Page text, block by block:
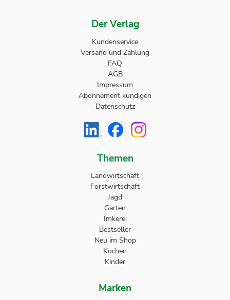
Der Verlag
Kundenservice
Versand und Zahlung
FAQ
AGB
Impressum
Abonnement kündigen
Datenschutz
Themen
Landwirtschaft
Forstwirtschaft
Jagd
Garten
Imkerei
Bestseller
Neu im Shop
Kochen
Kinder
Marken